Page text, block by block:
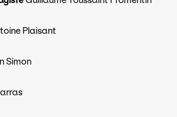
Plaisant
Simon